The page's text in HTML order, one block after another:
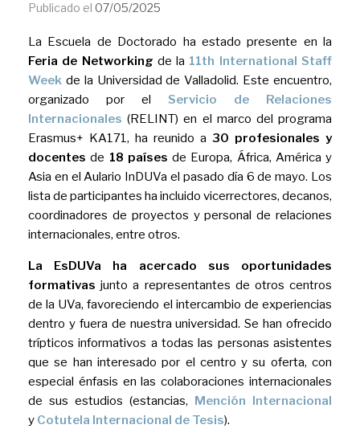
Publicado el 07/05/2025
La Escuela de Doctorado ha estado presente en la
Feria de Networking de la 11th International Staff
Week de la Universidad de Valladolid. Este encuentro,
organizado por el Servicio de Relaciones
Internacionales (RELINT) en el marco del programa
Erasmus+ KA171, ha reunido a 30 profesionales y
docentes de 18 países de Europa, África, América y
Asia en el Aulario InDUVa el pasado día 6 de mayo. Los
lista de participantes ha incluido vicerrectores, decanos,
coordinadores de proyectos y personal de relaciones
internacionales, entre otros.
La EsDUVa ha acercado sus oportunidades
formativas junto a representantes de otros centros
de la UVa, favoreciendo el intercambio de experiencias
dentro y fuera de nuestra universidad. Se han ofrecido
trípticos informativos a todas las personas asistentes
que se han interesado por el centro y su oferta, con
especial énfasis en las colaboraciones internacionales
de sus estudios (estancias, Mención Internacional
y Cotutela Internacional de Tesis).